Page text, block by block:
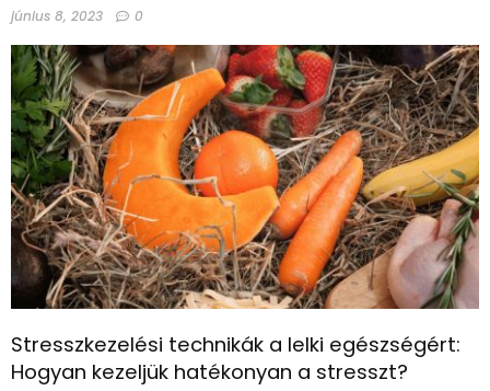
június 8, 2023 0
Stresszkezelési technikák a lelki egészségért:
Hogyan kezeljük hatékonyan a stresszt?